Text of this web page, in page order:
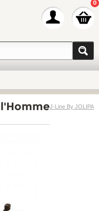
0
J-Line By JOLIPA